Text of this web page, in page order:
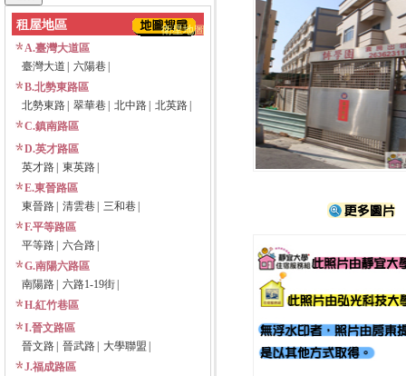
租屋地區
衛星地圖
A.臺灣大道區
臺灣大道
六陽巷
B.北勢東路區
北勢東路
翠華巷 北中路 北英路
C.鎮南路區
D.英才路區
英才路
東英路
E.東晉路區
東晉路
清雲巷 三和巷
F.平等路區
平等路
六合路
G.南陽六路區
南陽路
六路1-19街
H.紅竹巷區
I.晉文路區
晉文路
晉武路 大學聯盟
J.福成路區